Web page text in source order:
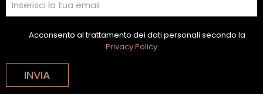
Acconsento al trattamento dei dati personali secondo la
Privacy Policy
INVIA